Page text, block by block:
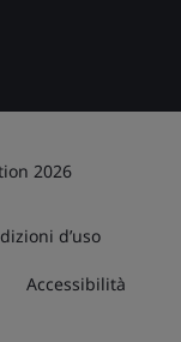
2026
d’uso
Accessibilità